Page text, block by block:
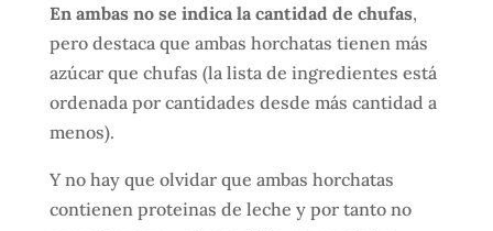
En ambas no se indica la cantidad de chufas,
pero destaca que ambas horchatas tienen más
azúcar que chufas (la lista de ingredientes está
ordenada por cantidades desde más cantidad a
menos).
Y no hay que olvidar que ambas horchatas
contienen proteinas de leche y por tanto no